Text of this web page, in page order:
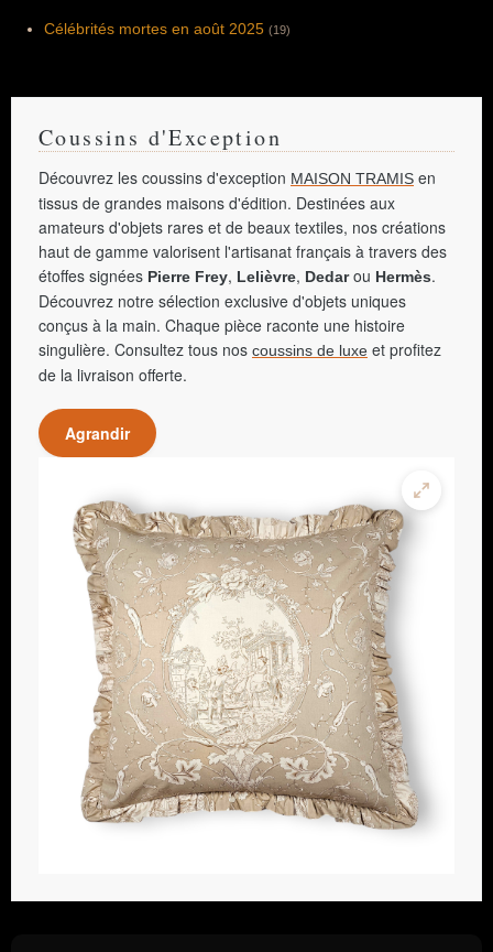
(1969), « La Folie des grandeurs » (1971), «
Célébrités mortes en août 2025 (19)
Coussins d'Exception
Découvrez les coussins d'exception MAISON TRAMIS en
tissus de grandes maisons d'édition. Destinées aux
amateurs d'objets rares et de beaux textiles, nos créations
haut de gamme valorisent l'artisanat français à travers des
étoffes signées Pierre Frey, Lelièvre, Dedarou Hermès.
Découvrez notre sélection exclusive d'objets uniques
conçus à la main. Chaque pièce raconte une histoire
singulière. Consultez tous nos coussins de luxe et profitez
de la livraison offerte.
Agrandir